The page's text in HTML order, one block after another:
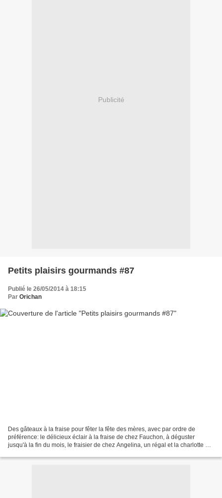
Publicité
Petits plaisirs gourmands #87
Publié le 26/05/2014 à 18:15
Par Orichan
Des gâteaux à la fraise pour fêter la fête des mères, avec par ordre de
préférence: le délicieux éclair à la fraise de chez Fauchon, à déguster
jusqu'à la fin du mois, le fraisier de chez Angelina, un régal et la charlotte de